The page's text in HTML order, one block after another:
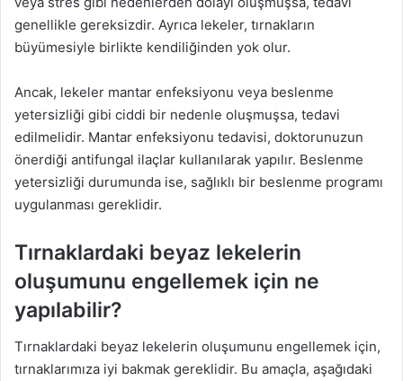
genellikle gereksizdir. Ayrıca lekeler, tırnakların
büyümesiyle birlikte kendiliğinden yok olur.
Ancak, lekeler mantar enfeksiyonu veya beslenme
yetersizliği gibi ciddi bir nedenle oluşmuşsa, tedavi
edilmelidir. Mantar enfeksiyonu tedavisi, doktorunuzun
önerdiği antifungal ilaçlar kullanılarak yapılır. Beslenme
yetersizliği durumunda ise, sağlıklı bir beslenme programı
uygulanması gereklidir.
Tırnaklardaki beyaz lekelerin
oluşumunu engellemek için ne
yapılabilir?
Tırnaklardaki beyaz lekelerin oluşumunu engellemek için,
tırnaklarımıza iyi bakmak gereklidir. Bu amaçla, aşağıdaki